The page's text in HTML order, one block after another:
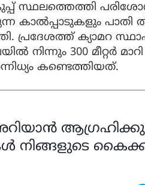
സ്ഥലത്തെത്തി
കാൽപ്പാടുകളും പാതി
പ്രദേശത്ത് ക്യാമറ
നിന്നും 300 മീറ്റർ
കണ്ടെത്തിയത്.
നിങ്ങളുടെ